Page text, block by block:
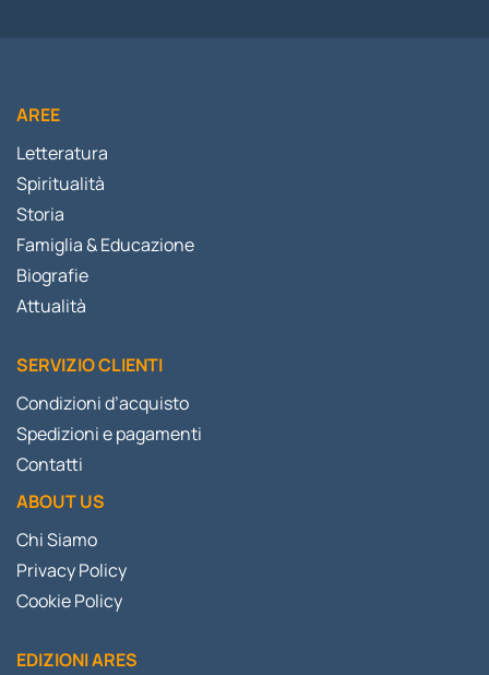
AREE
Letteratura
Spiritualità
Storia
Famiglia & Educazione
Biografie
Attualità
SERVIZIO CLIENTI
Condizioni d’acquisto
Spedizioni e pagamenti
Contatti
ABOUT US
Chi Siamo
Privacy Policy
Cookie Policy
EDIZIONI ARES